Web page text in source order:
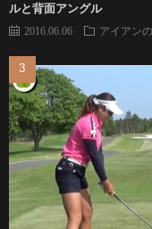
ルと背面アングル
2016.06.06 アイアン